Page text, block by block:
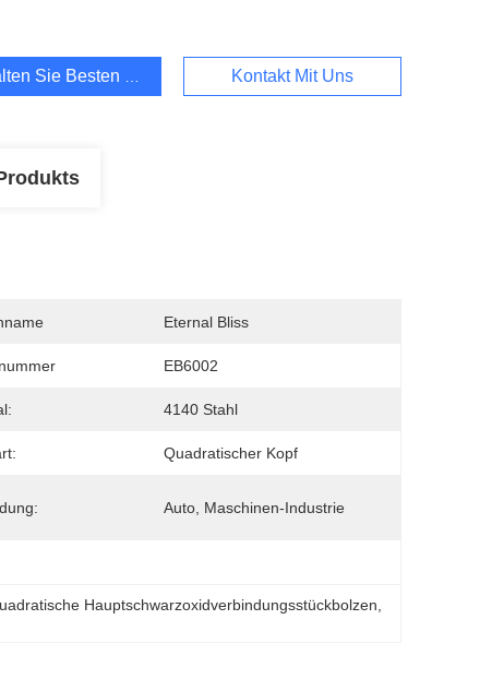
Sie Besten Preis Kontakt Mit Uns
Eternal Bliss
EB6002
4140 Stahl
Quadratischer Kopf
Auto, Maschinen-Industrie
Hauptschwarzoxidverbindungsstückbolzen